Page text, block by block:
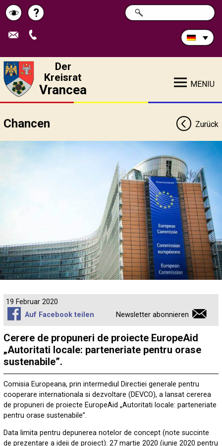
Schimbă
contrastul
Pagina
de
?
Durchsuchen
Sie
SUCHE
Der
Kreisrat
Vrancea MENIU
Chancen Zurück
19 Februar 2020
Auf Facebook teilen
Newsletter abonnieren
Cerere de propuneri de proiecte EuropeAid
„Autoritati locale: parteneriate pentru orase
sustenabile”.
Comisia Europeana, prin intermediul Directiei generale pentru
cooperare internationala si dezvoltare (DEVCO), a lansat cererea
de propuneri de proiecte EuropeAid „Autoritati locale: parteneriate
pentru orase sustenabile”.
Data limita pentru depunerea notelor de concept (note succinte
de prezentare a ideii de proiect): 27 martie 2020 (iunie 2020 pentru